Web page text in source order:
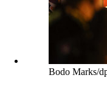
Bodo Marks/